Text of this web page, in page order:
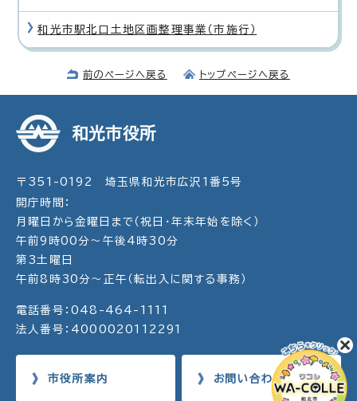
和光市駅北口土地区画整理事業（市施行）
前のページへ戻る トップページへ戻る
和光市役所
〒351-0192 埼玉県和光市広沢1番5号
開庁時間：
月曜日から金曜日まで（祝日・年末年始を除く）
午前9時00分～午後4時30分
第3土曜日
午前8時30分～正午（転出入に関する事務）
電話番号：048-464-1111
法人番号：4000020112291
市役所案内 お問い合わせ